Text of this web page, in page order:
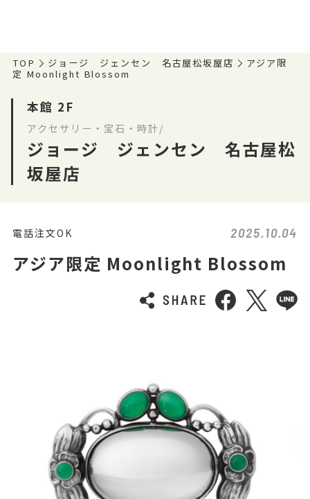
TOP ジョージ ジェンセン 名古屋松坂屋店
アジア限
定 Moonlight Blossom
本館 2F
アクセサリー・宝石・時計/
ジョージ ジェンセン 名古屋松
坂屋店
電話注文OK 2025.10.04
アジア限定 Moonlight Blossom